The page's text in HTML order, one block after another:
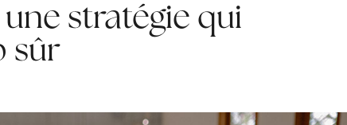
stratégie qui
sûr